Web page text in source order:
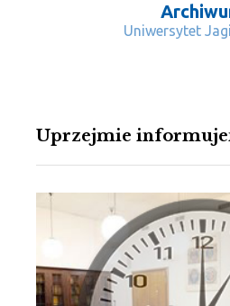
Uniwersytet
Uprzejmie